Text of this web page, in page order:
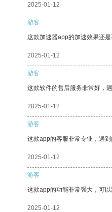
2025-01-12
游客
这款加速器app的加速效果还
2025-01-12
游客
这款软件的售后服务非常好，
2025-01-12
游客
这款app的客服非常专业，遇
2025-01-12
游客
这款app的功能非常强大，可
2025-01-12